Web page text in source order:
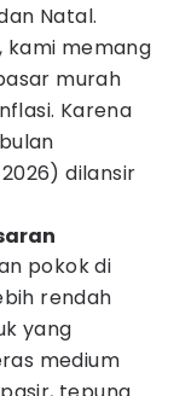
Natal.
kami memang
murah
Karena
dilansir
pokok di
rendah
yang
medium